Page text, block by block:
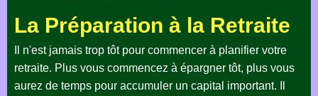
La Préparation à la Retraite
Il n'est jamais trop tôt pour commencer à planifier votre
retraite. Plus vous commencez à épargner tôt, plus vous
aurez de temps pour accumuler un capital important. Il